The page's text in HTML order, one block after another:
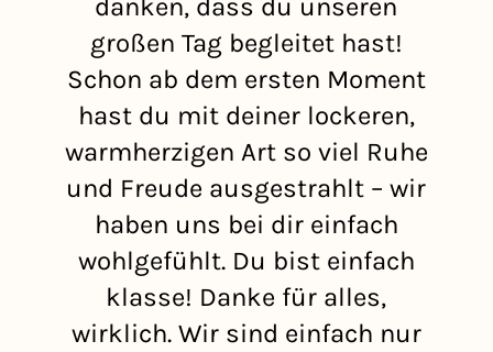
danken, dass du unseren
großen Tag begleitet hast!
Schon ab dem ersten Moment
hast du mit deiner lockeren,
warmherzigen Art so viel Ruhe
und Freude ausgestrahlt – wir
haben uns bei dir einfach
wohlgefühlt. Du bist einfach
klasse! Danke für alles,
wirklich. Wir sind einfach nur